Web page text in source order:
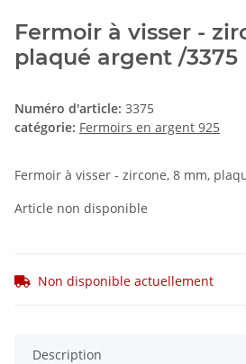
Fermoir à visser -
plaqué argent /3375
Numéro d'article: 3375
catégorie: Fermoirs en argent 925
Fermoir à visser - zircone, 8 mm,
Article non disponible
Non disponible actuellement
Description